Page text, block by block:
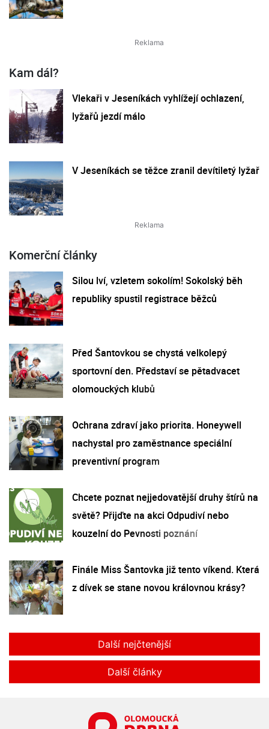
Kam dál?
Vlekaři v Jeseníkách vyhlížejí ochlazení,
lyžařů jezdí málo
V Jeseníkách se těžce zranil devítiletý lyžař
Komerční články
Silou lví, vzletem sokolím! Sokolský běh
republiky spustil registrace běžců
Před Šantovkou se chystá velkolepý
sportovní den. Představí se pětadvacet
olomouckých klubů
Ochrana zdraví jako priorita. Honeywell
nachystal pro zaměstnance speciální
preventivní program
Chcete poznat nejjedovatější druhy štírů na
světě? Přijďte na akci Odpudiví nebo
kouzelní do Pevnosti poznání
Finále Miss Šantovka již tento víkend. Která
z dívek se stane novou královnou krásy?
Další nejčtenější
Další články